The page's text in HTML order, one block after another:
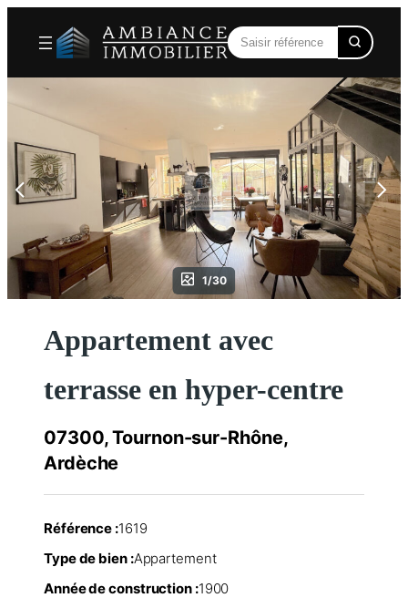
contenu
1/30
Appartement avec
terrasse en hyper-centre
07300, Tournon-sur-Rhône,
Ardèche
Référence :1619
Type de bien :Appartement
Année de construction :1900